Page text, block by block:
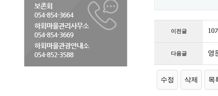
이전글 10
다음글 영
수정 삭제 목